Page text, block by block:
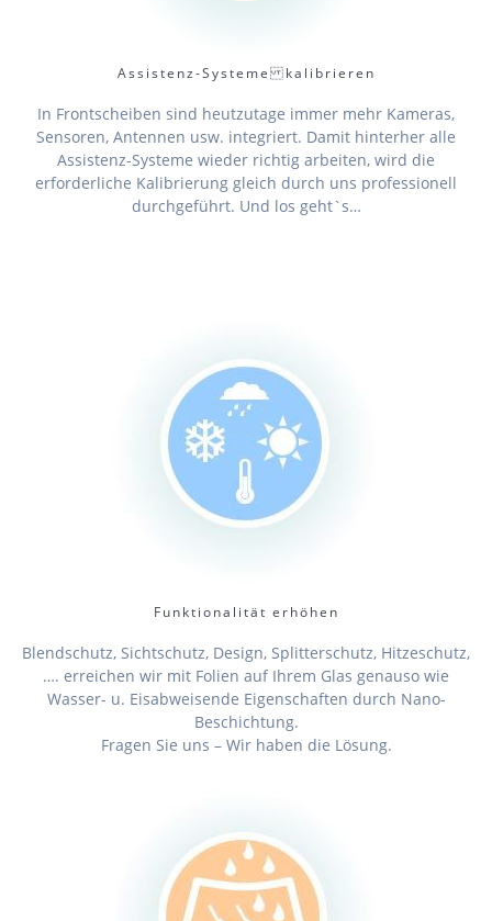
Assistenz-Systeme kalibrieren
In Frontscheiben sind heutzutage immer mehr Kameras,
Sensoren, Antennen usw. integriert. Damit hinterher alle
Assistenz-Systeme wieder richtig arbeiten, wird die
erforderliche Kalibrierung gleich durch uns professionell
durchgeführt. Und los geht`s…
Funktionalität erhöhen
Blendschutz, Sichtschutz, Design, Splitterschutz, Hitzeschutz,
…. erreichen wir mit Folien auf Ihrem Glas genauso wie
Wasser- u. Eisabweisende Eigenschaften durch Nano-
Beschichtung.
Fragen Sie uns – Wir haben die Lösung.